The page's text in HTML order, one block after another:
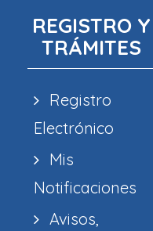
REGISTRO Y
TRÁMITES
Registro
Electrónico
Mis
Notificaciones
Avisos,